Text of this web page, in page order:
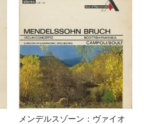
メンデルスゾーン：ヴァイオ